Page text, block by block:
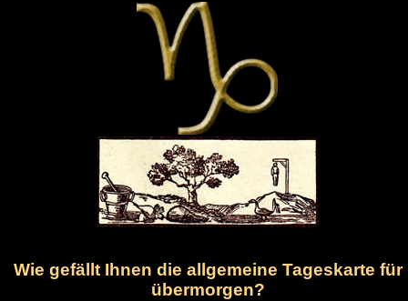
Wie gefällt Ihnen die allgemeine Tageskarte für
übermorgen?